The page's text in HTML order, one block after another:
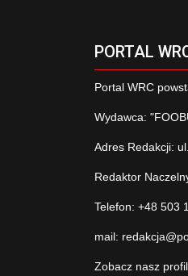
PORTAL
Portal WRC
Wydawca:
Adres Redakcji:
Redaktor
Telefon: +48 503
mail:
Zobacz nasz